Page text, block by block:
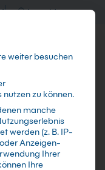
Anmelden
weiter besuchen
zu können.
manche
werden (z. B. IP-
Anzeigen-
Ihrer
Ihre